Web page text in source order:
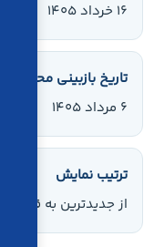
۱۶ خرداد ۱۴۰۵
تاریخ بازبینی محتوا
۶ مرداد ۱۴۰۵
ترتیب نمایش
از جدیدترین به